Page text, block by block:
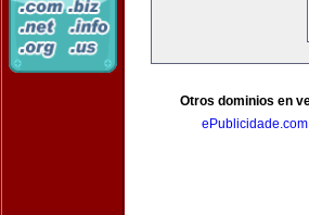
Otros dominios en
ePublicidade.com|